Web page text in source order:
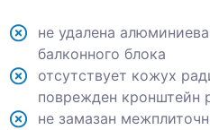
не удалена
балконного блока
отсутствует кожух
поврежден кронштейн
не замазан